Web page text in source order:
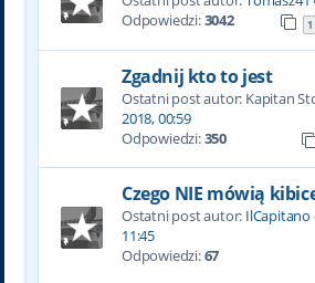
Odpowiedzi:3042 1
Zgadnij kto to jest
Ostatni post autor: Kapitan
2018, 00:59
Odpowiedzi:350
Czego NIE mówią
Ostatni post autor: IlCapitano
11:45
Odpowiedzi:67